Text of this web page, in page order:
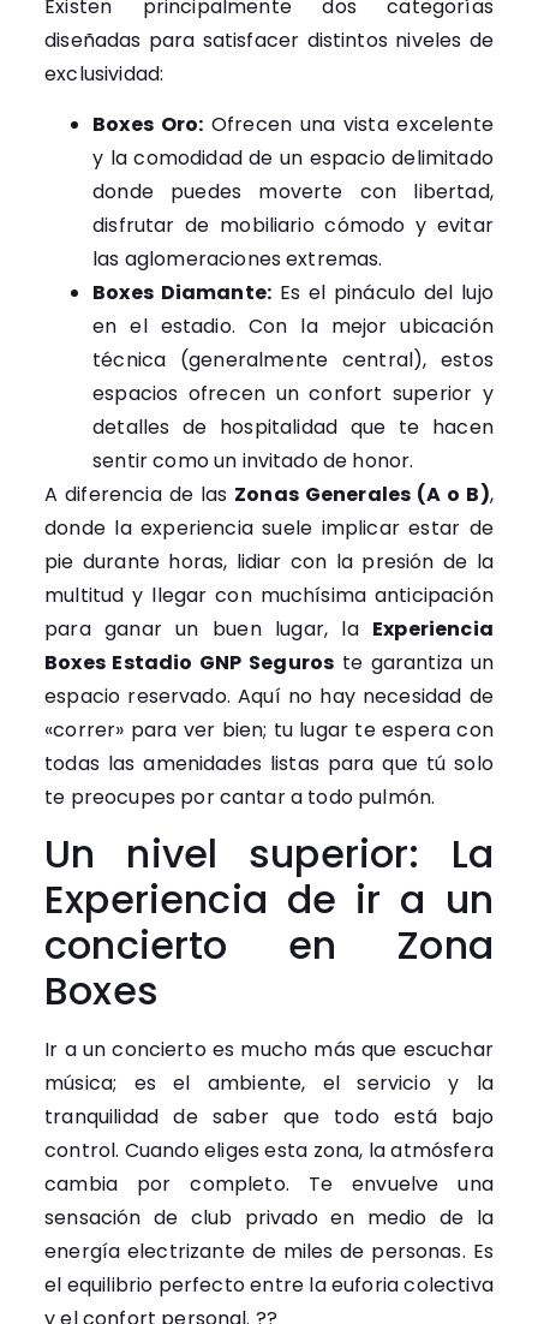
Existen principalmente dos categorías
diseñadas para satisfacer distintos niveles de
exclusividad:
Boxes Oro: Ofrecen una vista excelente
y la comodidad de un espacio delimitado
donde puedes moverte con libertad,
disfrutar de mobiliario cómodo y evitar
las aglomeraciones extremas.
Boxes Diamante: Es el pináculo del lujo
en el estadio. Con la mejor ubicación
técnica (generalmente central), estos
espacios ofrecen un confort superior y
detalles de hospitalidad que te hacen
sentir como un invitado de honor.
A diferencia de las Zonas Generales (A o B),
donde la experiencia suele implicar estar de
pie durante horas, lidiar con la presión de la
multitud y llegar con muchísima anticipación
para ganar un buen lugar, la Experiencia
Boxes Estadio GNP Seguros te garantiza un
espacio reservado. Aquí no hay necesidad de
«correr» para ver bien; tu lugar te espera con
todas las amenidades listas para que tú solo
te preocupes por cantar a todo pulmón.
Un nivel superior: La
Experiencia de ir a un
concierto en Zona
Boxes
Ir a un concierto es mucho más que escuchar
música; es el ambiente, el servicio y la
tranquilidad de saber que todo está bajo
control. Cuando eliges esta zona, la atmósfera
cambia por completo. Te envuelve una
sensación de club privado en medio de la
energía electrizante de miles de personas. Es
el equilibrio perfecto entre la euforia colectiva